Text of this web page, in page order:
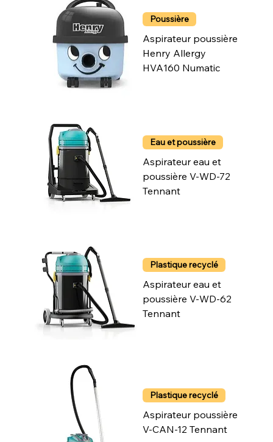
Poussière
Aspirateur poussière
Henry Allergy
HVA160 Numatic
Eau et poussière
Aspirateur eau et
poussière V-WD-72
Tennant
Plastique recyclé
Aspirateur eau et
poussière V-WD-62
Tennant
Plastique recyclé
Aspirateur poussière
V-CAN-12 Tennant